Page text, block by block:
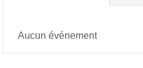
Aucun événement